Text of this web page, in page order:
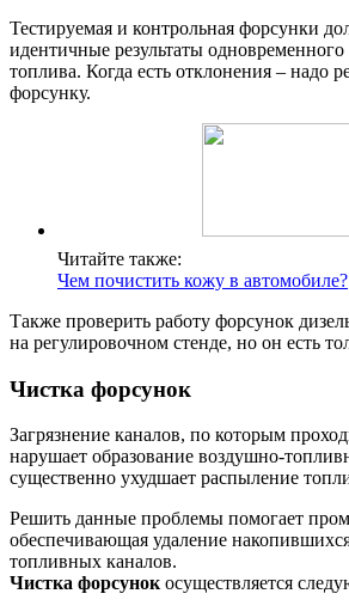
Тестируемая и контрольная форсунки
идентичные результаты одновременного
топлива. Когда есть отклонения – надо
форсунку.
Читайте также:
Чем почистить кожу в автомобиле?
Также проверить работу форсунок
на регулировочном стенде, но он есть
Чистка форсунок
Загрязнение каналов, по которым
нарушает образование воздушно-
существенно ухудшает распыление
Решить данные проблемы помогает
обеспечивающая удаление
топливных каналов.
Чистка форсунокосуществляется